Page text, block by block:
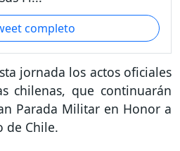
completo
jornada los actos oficiales
chilenas, que continuarán
Parada Militar en Honor a
de Chile.